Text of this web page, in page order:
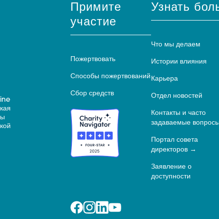
Примите
участие
Пожертвовать
Способы пожертвований
Сбор средств
Узнать
Что мы делаем
Истории влияния
Карьера
Отдел новостей
Контакты и часто
задаваемые
Портал совета
директоров
Заявление о
доступности